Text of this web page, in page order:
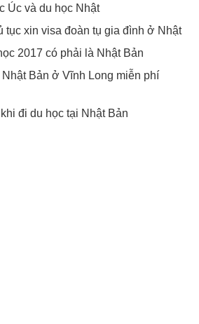
Úc và du học Nhật
tục xin visa đoàn tụ gia đình ở Nhật
2017 có phải là Nhật Bản
Bản ở Vĩnh Long miễn phí
đi du học tại Nhật Bản